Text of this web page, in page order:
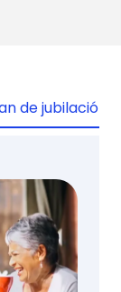
de jubilación